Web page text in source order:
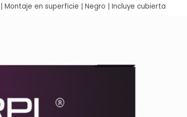
| Montaje en superficie | Negro | Incluye cubierta